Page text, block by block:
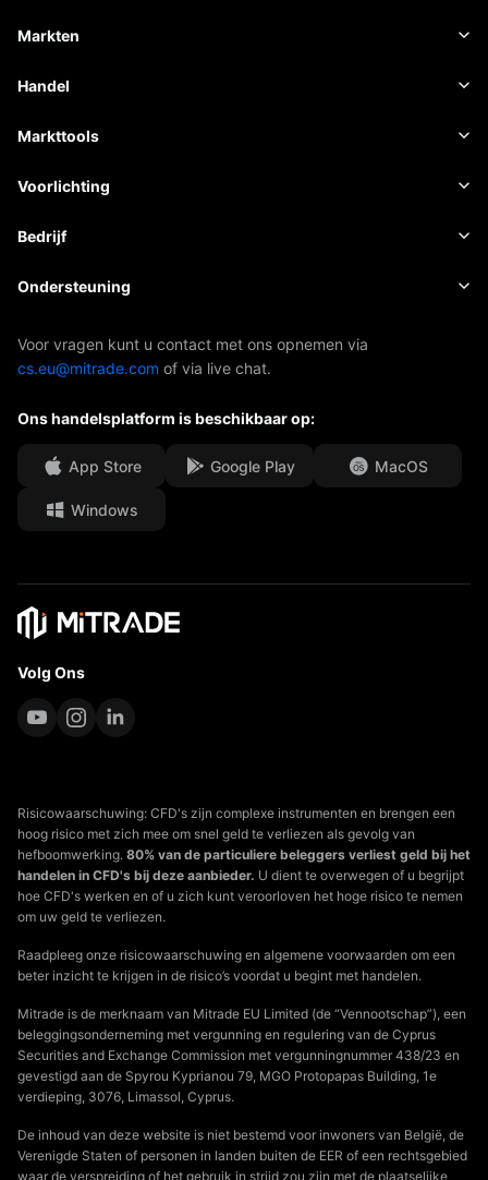
Markten
Forex
Grondstoffen
Handel
Handelsplatform
Risicobeheer
Markttools
Economische kalender
Nieuws
Voorlichting
Basis
EBook
Bedrijf
Over Mitrade
Onze onderscheidingen
Media Centre
Carrièremogelijkheden
Juridische documenten
Ondersteuning
Afdeling Help
Veelgestelde vragen (FAQ)
Voor vragen kunt u contact met ons opnemen via
cs.eu@mitrade.com of via live chat.
Ons handelsplatform is beschikbaar op:
App Store Google Play MacOS
Windows
Volg Ons
Risicowaarschuwing: CFD's zijn complexe instrumenten en brengen een
hoog risico met zich mee om snel geld te verliezen als gevolg van
hefboomwerking. 80% van de particuliere beleggers verliest geld bij het
handelen in CFD's bij deze aanbieder. U dient te overwegen of u begrijpt
hoe CFD's werken en of u zich kunt veroorloven het hoge risico te nemen
om uw geld te verliezen.
Raadpleeg onze risicowaarschuwing en algemene voorwaarden om een
beter inzicht te krijgen in de risico’s voordat u begint met handelen.
Mitrade is de merknaam van Mitrade EU Limited (de “Vennootschap”), een
beleggingsonderneming met vergunning en regulering van de Cyprus
Securities and Exchange Commission met vergunningnummer 438/23 en
gevestigd aan de Spyrou Kyprianou 79, MGO Protopapas Building, 1e
verdieping, 3076, Limassol, Cyprus.
De inhoud van deze website is niet bestemd voor inwoners van België, de
Verenigde Staten of personen in landen buiten de EER of een rechtsgebied
waar de verspreiding of het gebruik in strijd zou zijn met de plaatselijke